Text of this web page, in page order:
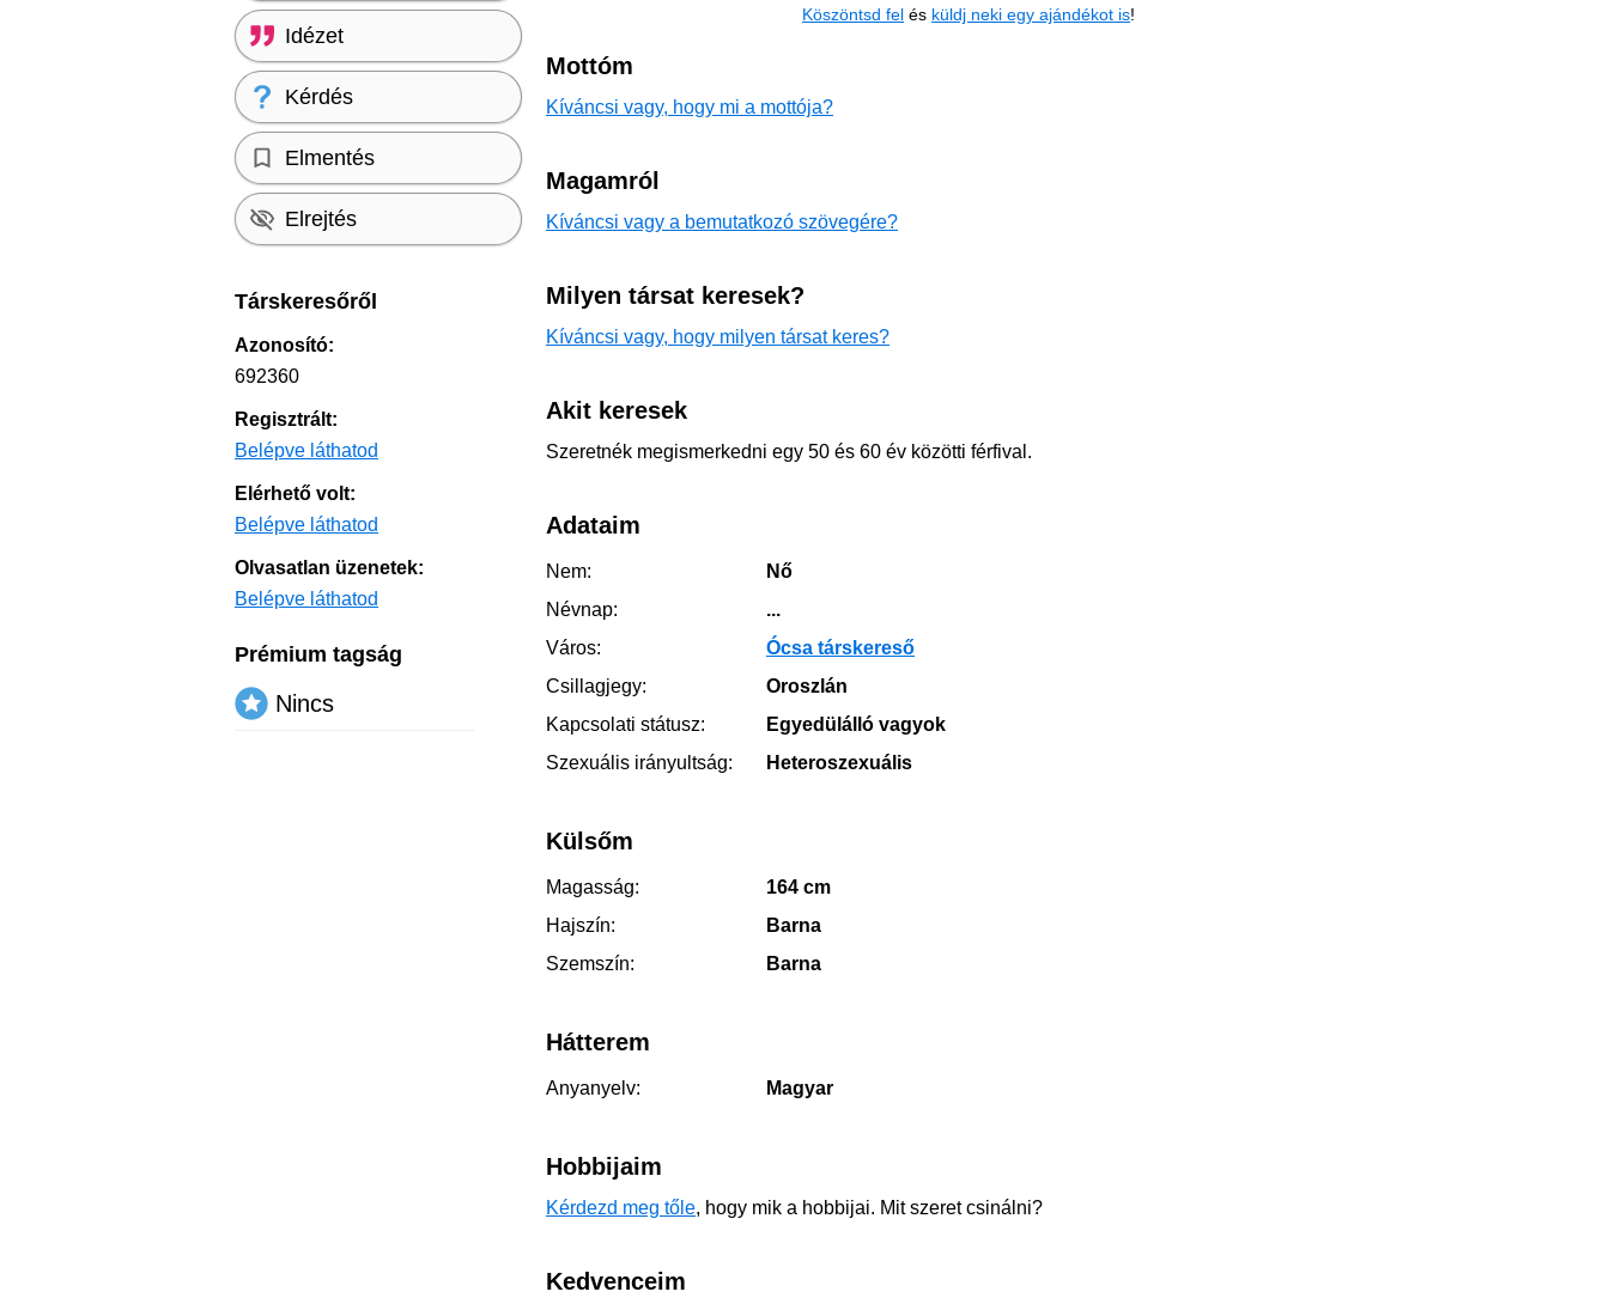
Köszöntsd fel és küldj neki egy ajándékot is!
Mottóm
Kíváncsi vagy, hogy mi a mottója?
Magamról
Kíváncsi vagy a bemutatkozó szövegére?
Milyen társat keresek?
Kíváncsi vagy, hogy milyen társat keres?
Akit keresek
Szeretnék megismerkedni egy 50 és 60 év közötti férfival.
Adataim
Nem:
Nő
Névnap:
...
Város:
Ócsa társkereső
Csillagjegy:
Oroszlán
Kapcsolati státusz:
Egyedülálló vagyok
Szexuális irányultság:
Heteroszexuális
Külsőm
Magasság:
164 cm
Hajszín:
Barna
Szemszín:
Barna
Hátterem
Anyanyelv: Magyar
Hobbijaim
Kérdezd meg tőle, hogy mik a hobbijai. Mit szeret csinálni?
Kedvenceim
Idézet
Kérdés
Elmentés
Elrejtés
Társkeresőről
Azonosító:
692360
Regisztrált:
Belépve láthatod
Elérhető volt:
Belépve láthatod
Olvasatlan üzenetek:
Belépve láthatod
Prémium tagság
Nincs